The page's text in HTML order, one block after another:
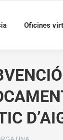
Oficines